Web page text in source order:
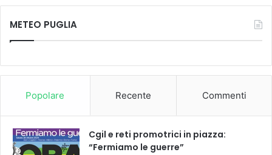
METEO PUGLIA
Popolare Recente Commenti
Cgil e reti promotrici in piazza:
“Fermiamo le guerre”